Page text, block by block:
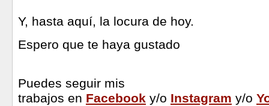
Y, hasta aquí, la locura de hoy.
Espero que te haya gustado
Puedes seguir mis
trabajos en Facebook y/o Instagram y/o